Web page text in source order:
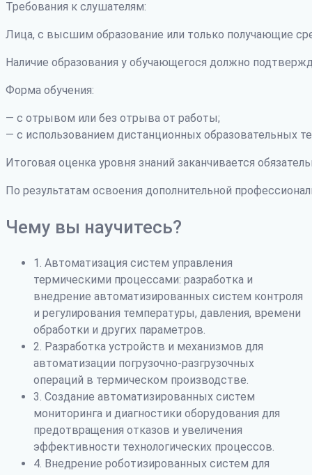
Требования к слушателям:
Лица, с высшим образование или только получающие
Наличие образования у обучающегося должно
Форма обучения:
— с отрывом или без отрыва от работы;
— с использованием дистанционных образовательных
Итоговая оценка уровня знаний заканчивается
По результатам освоения дополнительной
Чему вы научитесь?
1. Автоматизация систем управления
термическими процессами: разработка и
внедрение автоматизированных систем контроля
и регулирования температуры, давления, времени
обработки и других параметров.
2. Разработка устройств и механизмов для
автоматизации погрузочно-разгрузочных
операций в термическом производстве.
3. Создание автоматизированных систем
мониторинга и диагностики оборудования для
предотвращения отказов и увеличения
эффективности технологических процессов.
4. Внедрение роботизированных систем для